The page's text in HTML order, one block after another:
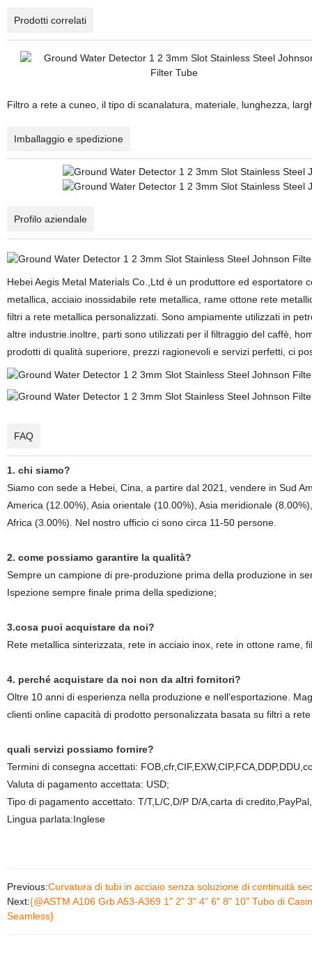
Prodotti correlati
Filtro a rete a cuneo, il tipo di scanalatura, materiale, lunghezza,
Imballaggio e spedizione
Profilo aziendale
Hebei Aegis Metal Materials Co.,Ltd è un produttore ed
metallica, acciaio inossidabile rete metallica, rame ottone rete
filtri a rete metallica personalizzati. Sono ampiamente utilizzati in
altre industrie.inoltre, parti sono utilizzati per il filtraggio del caffè,
prodotti di qualità superiore, prezzi ragionevoli e servizi perfetti, ci
FAQ
1. chi siamo?
Siamo con sede a Hebei, Cina, a partire dal 2021, vendere in Sud
America (12.00%), Asia orientale (10.00%), Asia meridionale
Africa (3.00%). Nel nostro ufficio ci sono circa 11-50 persone.
2. come possiamo garantire la qualità?
Sempre un campione di pre-produzione prima della produzione in
Ispezione sempre finale prima della spedizione;
3.cosa puoi acquistare da noi?
Rete metallica sinterizzata, rete in acciaio inox, rete in ottone rame,
4. perché acquistare da noi non da altri fornitori?
Oltre 10 anni di esperienza nella produzione e nell'esportazione.
clienti online capacità di prodotto personalizzata basata su filtri a
quali servizi possiamo fornire?
Termini di consegna accettati:
Valuta di pagamento accettata: USD;
Tipo di pagamento accettato: T/T,L/C,D/P D/A,carta di
Lingua parlata:Inglese
Previous:Curvatura di tubi in acciaio senza soluzione di continuità
Next:{@ASTM A106 Grb A53-A369 1" 2" 3" 4" 6" 8" 10" Tubo di
Seamless}